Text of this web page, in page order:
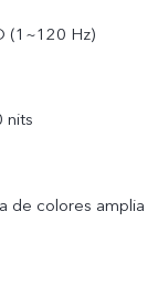
(1~120 Hz)
nits
de colores amplia